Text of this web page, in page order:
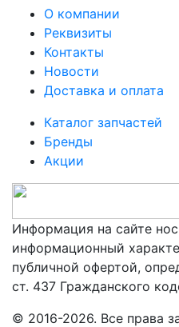
Информация на сайте
информационный
публичной офертой,
ст. 437 Гражданского
О компании
Реквизиты
Контакты
Новости
Доставка и оплата
Каталог запчастей
Бренды
Акции
© 2016-2026. Все права